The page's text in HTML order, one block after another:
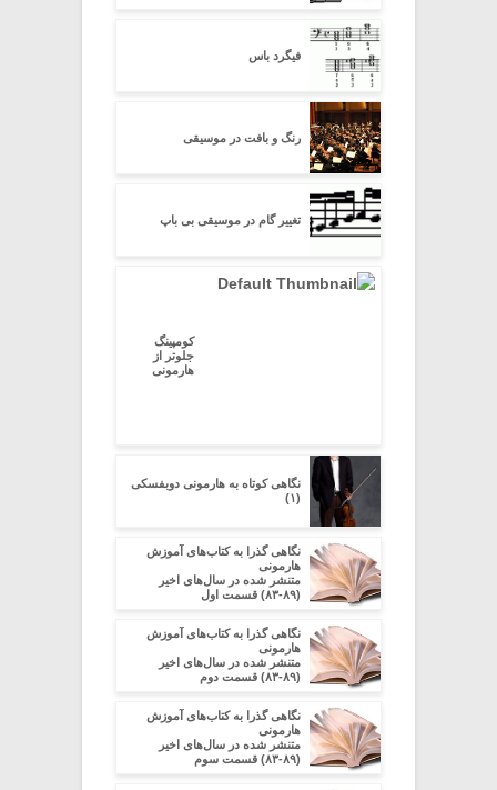
فیگرد باس
رنگ و بافت در موسیقی
تغییر گام در موسیقی بی باپ
کومپینگ
جلوتر از
هارمونی
نگاهی کوتاه به هارمونی دوبفسکی
نگاهی گذرا به کتاب‌های آموزش
هارمونی
متنشر شده در سال‌های اخیر
(۸۹-۸۳) قسمت اول
نگاهی گذرا به کتاب‌های آموزش
هارمونی
متنشر شده در سال‌های اخیر
(۸۹-۸۳) قسمت دوم
نگاهی گذرا به کتاب‌های آموزش
هارمونی
متنشر شده در سال‌های اخیر
(۸۹-۸۳) قسمت سوم